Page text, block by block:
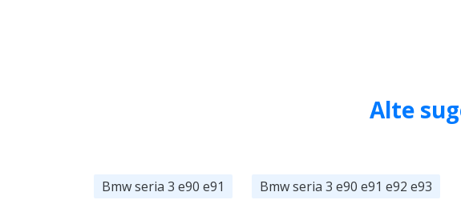
Alte
Bmw seria 3 e90 e91 Bmw seria 3 e90 e91 e92 e93